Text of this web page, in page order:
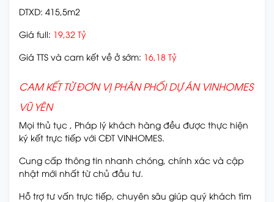
DTXD: 415,5m2
Giá full: 19,32 Tỷ
Giá TTS và cam kết về ở sớm: 16,18 Tỷ
CAM KẾT TỪ ĐƠN VỊ PHÂN PHỐI DỰ ÁN VINHOMES
VŨ YÊN
Mọi thủ tục , Pháp lý khách hàng đều được thực hiện
ký kết trực tiếp với CĐT VINHOMES.
Cung cấp thông tin nhanh chóng, chính xác và cập
nhật mới nhất từ chủ đầu tư.
Hỗ trợ tư vấn trực tiếp, chuyên sâu giúp quý khách tìm